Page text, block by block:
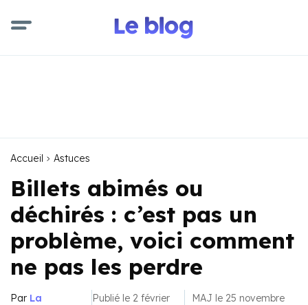
Accueil Astuces
Billets abimés ou
déchirés : c’est pas un
problème, voici comment
ne pas les perdre
Par La
Publié le 2 février
MAJ le 25 novembre